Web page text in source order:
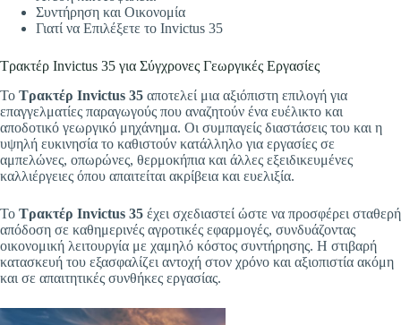
Συντήρηση και Οικονομία
Γιατί να Επιλέξετε το Invictus 35
Τρακτέρ Invictus 35 για Σύγχρονες Γεωργικές Εργασίες
Το Τρακτέρ Invictus 35 αποτελεί μια αξιόπιστη επιλογή για
επαγγελματίες παραγωγούς που αναζητούν ένα ευέλικτο και
αποδοτικό γεωργικό μηχάνημα. Οι συμπαγείς διαστάσεις του και η
υψηλή ευκινησία το καθιστούν κατάλληλο για εργασίες σε
αμπελώνες, οπωρώνες, θερμοκήπια και άλλες εξειδικευμένες
καλλιέργειες όπου απαιτείται ακρίβεια και ευελιξία.
Το Τρακτέρ Invictus 35 έχει σχεδιαστεί ώστε να προσφέρει σταθερή
απόδοση σε καθημερινές αγροτικές εφαρμογές, συνδυάζοντας
οικονομική λειτουργία με χαμηλό κόστος συντήρησης. Η στιβαρή
κατασκευή του εξασφαλίζει αντοχή στον χρόνο και αξιοπιστία ακόμη
και σε απαιτητικές συνθήκες εργασίας.